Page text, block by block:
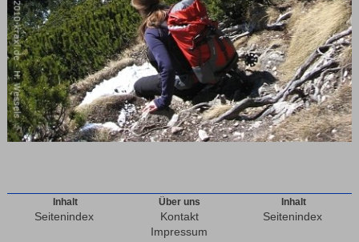
Inhalt
Seitenindex
Über uns
Kontakt
Impressum
Inhalt
Seitenindex